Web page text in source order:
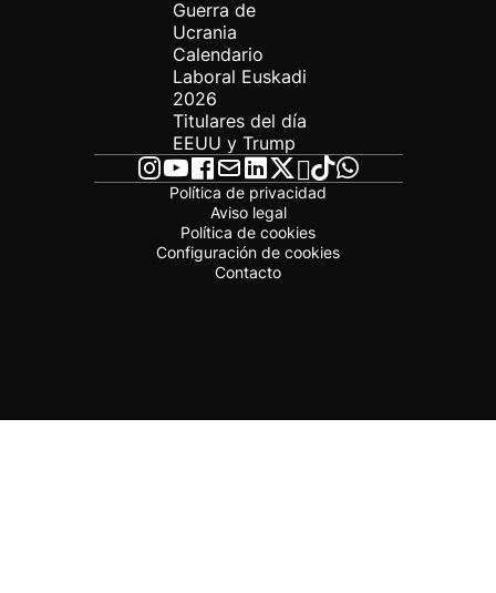
Guerra de
Ucrania
Calendario
Laboral Euskadi
2026
Titulares del día
EEUU y Trump
Política de privacidad
Aviso legal
Política de cookies
Configuración de cookies
Contacto